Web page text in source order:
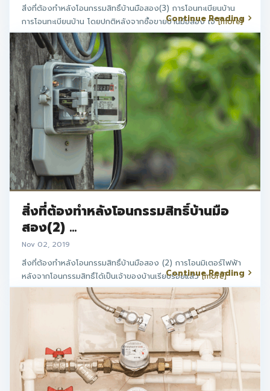
สิ่งที่ต้องทำหลังโอนกรรมสิทธิ์บ้านมือสอง(3) การโอนทะเบียนบ้าน
การโอนทะเบียนบ้าน โดยปกติหลังจากซื้อขายบ้านมือสอง เจ้[more]
Continue Reading
สิ่งที่ต้องทำหลังโอนกรรมสิทธิ์บ้านมือ
สอง(2) ...
Nov 02, 2019
สิ่งที่ต้องทำหลังโอนกรรมสิทธิ์บ้านมือสอง (2) การโอนมิเตอร์ไฟฟ้า
หลังจากโอนกรรมสิทธิ์ได้เป็นเจ้าของบ้านเรียบร้อยแล้ว[more]
Continue Reading